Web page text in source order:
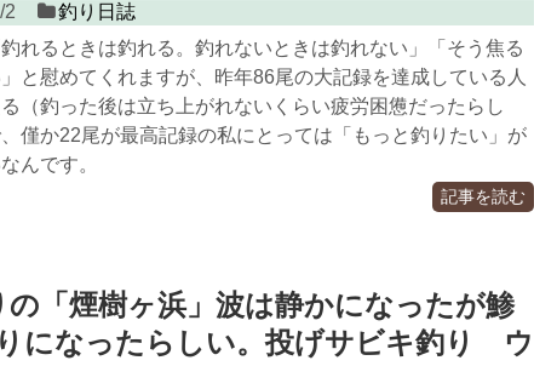
2
釣り日誌
れるときは釣れる。釣れないときは釣れない」「そう焦る
と慰めてくれますが、昨年86尾の大記録を達成している人
（釣った後は立ち上がれないくらい疲労困憊だったらし
僅か22尾が最高記録の私にとっては「もっと釣りたい」が
んです。
記事を読む
の「煙樹ヶ浜」波は静かになったが鯵
になったらしい。投げサビキ釣り ウ